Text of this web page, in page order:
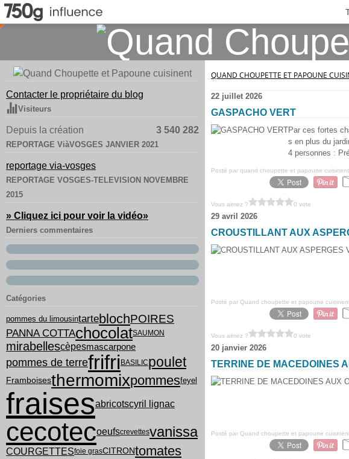
Contacter le propriétaire du blog
Visiteurs
Depuis la création 3 540 282
REPORTAGE ViàVOSGES JANVIER 2021
reportage via-vosges
REPORTAGE VOSGES-TELEVISION NOVEMBRE
2015
» Cliquez ici pour voir la vidéo»
Derniers commentaires
Catégories
pommes du limousintarteblochPOIRES
PANNA COTTAchocolatSAUMON
mirabellescèpesmascarpone
pommes de terrefrifri BASILICpoulet
Framboisesthermomixpommesfeyel
fraisesabricotscyril lignac
cecotecoeufscrevettesvanissa
COURGETTESfoie grasCITRONtomates
QUAND CHOUPETTE ET PAPOUNE
22 juillet 2026
GASPACHO VERT
Par ces fortes
s en plus du
4 personnes :
Posté par quand choupette et papoune
Vous aimez ? 0 vote
29 avril 2026
CROUSTILLANT AUX
Posté par Quand choupette et papoune
Vous aimez ? 0 vote
20 janvier 2026
TERRINE DE MACEDOINES
Posté par Quand choupette et papoune